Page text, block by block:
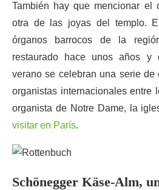
También hay que mencionar el
otra de las joyas del templo.
órganos barrocos de la
restaurado hace unos años y
verano se celebran una serie de
organistas internacionales entre
organista de Notre Dame, la
visitar en París.
Schönegger Käse-Alm,